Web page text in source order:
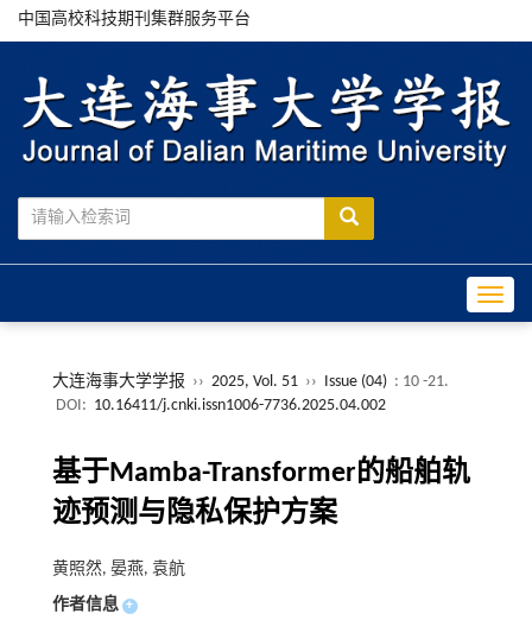
中国高校科技期刊集群服务平台
大连海事大学学报 ›› 2025, Vol. 51 ›› Issue (04) : 10 -21.
DOI: 10.16411/j.cnki.issn1006-7736.2025.04.002
基于Mamba-Transformer的船舶轨
迹预测与隐私保护方案
黄照然, 晏燕, 袁航
作者信息 +